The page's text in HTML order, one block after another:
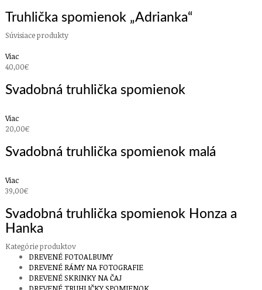
Truhlička spomienok „Adrianka“
Súvisiace produkty
Viac
40,00€
Svadobná truhlička spomienok
Viac
20,00€
Svadobná truhlička spomienok malá
Viac
39,00€
Svadobná truhlička spomienok Honza a
Hanka
Kategórie produktov
DREVENÉ FOTOALBUMY
DREVENÉ RÁMY NA FOTOGRAFIE
DREVENÉ SKRINKY NA ČAJ